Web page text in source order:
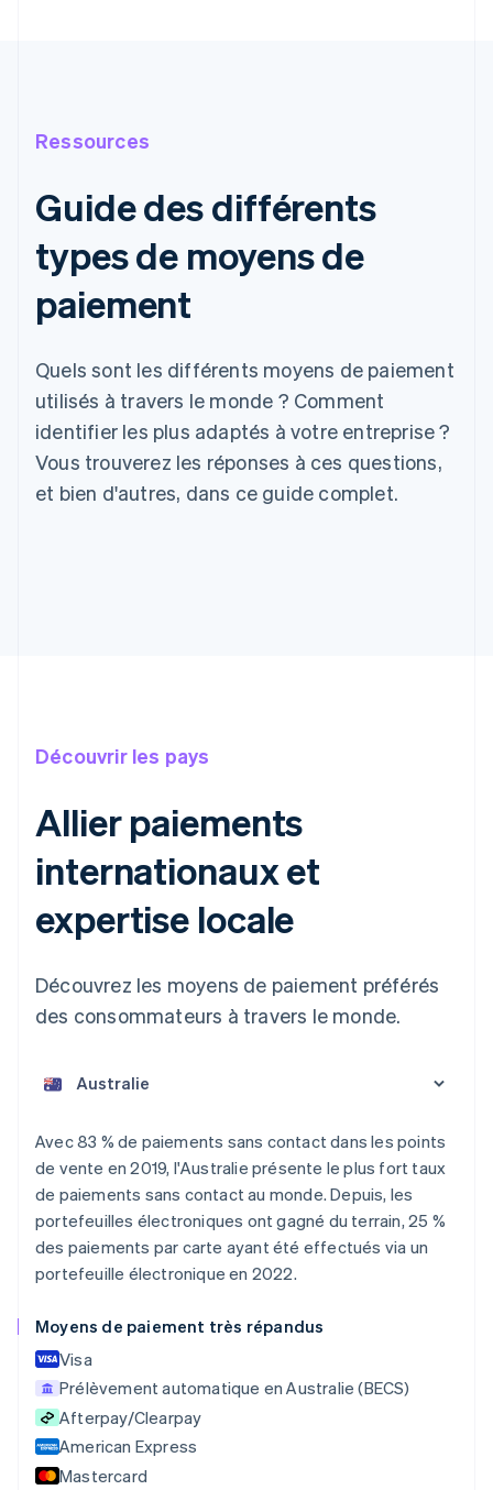
Ressources
Guide des différents
types de moyens de
paiement
Quels sont les différents moyens de paiement
utilisés à travers le monde ? Comment
identifier les plus adaptés à votre entreprise ?
Vous trouverez les réponses à ces questions,
et bien d'autres, dans ce guide complet.
Découvrir les pays
Allier paiements
internationaux et
expertise locale
Découvrez les moyens de paiement préférés
des consommateurs à travers le monde.
Avec 83 % de paiements sans contact dans les points
de vente en 2019, l'Australie présente le plus fort taux
de paiements sans contact au monde. Depuis, les
portefeuilles électroniques ont gagné du terrain, 25 %
des paiements par carte ayant été effectués via un
portefeuille électronique en 2022.
Moyens de paiement très répandus
Visa
Prélèvement automatique en Australie (BECS)
Afterpay/Clearpay
American Express
Mastercard
Allemagne
Australie
English
Autriche
Deutsch English
Belgique
NederlandsFrançaisDeutschEnglish
Brésil
Bulgarie
English
Canada
English Français
简体中文English
Chypre
English